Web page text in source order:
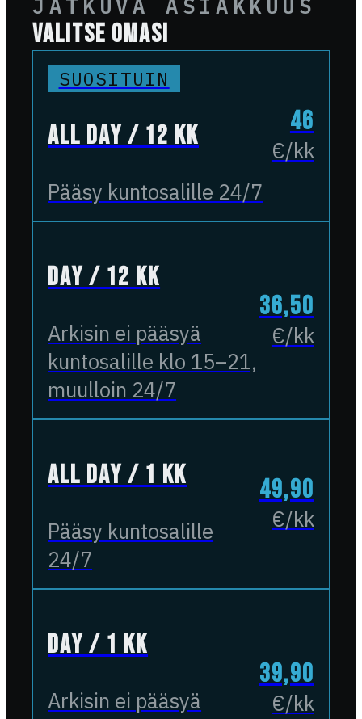
JATKUVA ASIAKKUUS
VALITSE OMASI
SUOSITUIN
All Day / 12 kk
Pääsy kuntosalille 24/7
46
€/kk
Day / 12 kk
Arkisin ei pääsyä
kuntosalille klo 15–21,
muulloin 24/7
36,50
€/kk
All Day / 1 kk
Pääsy kuntosalille
24/7
49,90
€/kk
Day / 1 kk
Arkisin ei pääsyä
39,90
€/kk